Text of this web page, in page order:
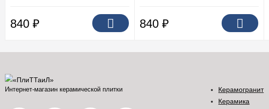
840 ₽ 840 ₽
Интернет-магазин керамической плитки
Керамогранит
Керамика